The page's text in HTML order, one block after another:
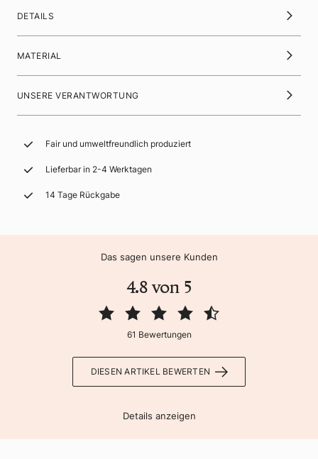
DETAILS
MATERIAL
UNSERE VERANTWORTUNG
Fair und umweltfreundlich produziert
Lieferbar in 2-4 Werktagen
14 Tage Rückgabe
Das sagen unsere Kunden
4.8 von 5
61 Bewertungen
DIESEN ARTIKEL BEWERTEN
Details anzeigen